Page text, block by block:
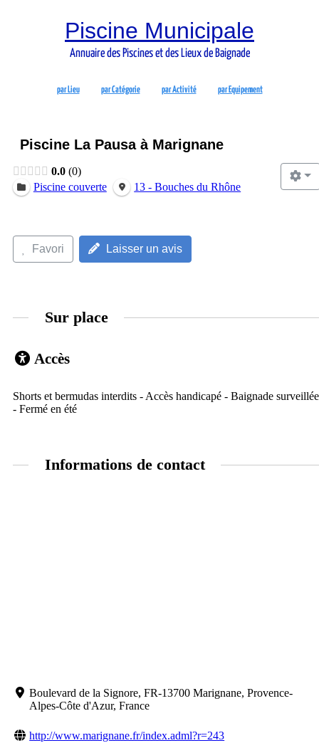
Piscine Municipale
Annuaire des Piscines et des Lieux de Baignade
par Lieu par Catégorie par Activité par Equipement
Piscine La Pausa à Marignane
0.0 0
Piscine couverte
13 - Bouches du Rhône
Favori Laisser un avis
Sur place
Accès
Shorts et bermudas interdits - Accès handicapé - Baignade surveillée
- Fermé en été
Informations de contact
Boulevard de la Signore, FR-13700 Marignane, Provence-
Alpes-Côte d'Azur, France
http://www.marignane.fr/index.adml?r=243